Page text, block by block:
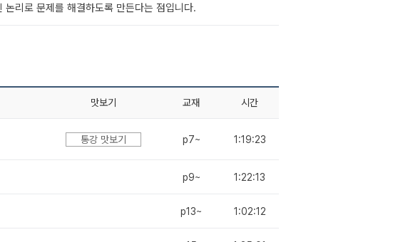
리로 문제를 해결하도록 만든다는 점입니다.
맛보기 교재 시간
통강 맛보기 p7~ 1:19:23
p9~ 1:22:13
p13~ 1:02:12